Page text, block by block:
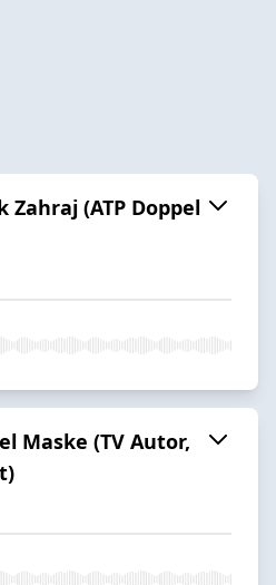
Zahraj (ATP Doppel
Maske (TV Autor,